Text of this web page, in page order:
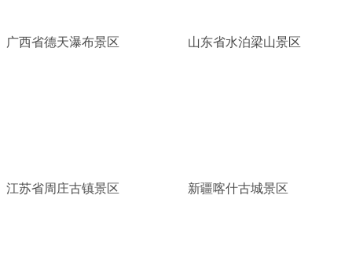
广西省德天瀑布景区 山东省水泊梁山景区
江苏省周庄古镇景区 新疆喀什古城景区